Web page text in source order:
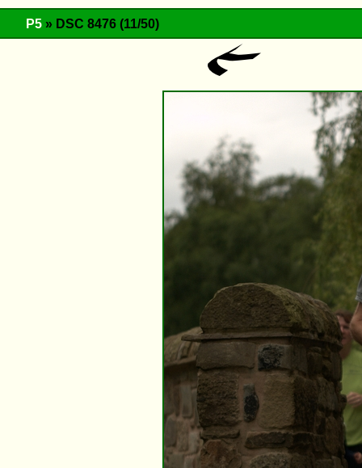
P5 » DSC 8476 (11/50)